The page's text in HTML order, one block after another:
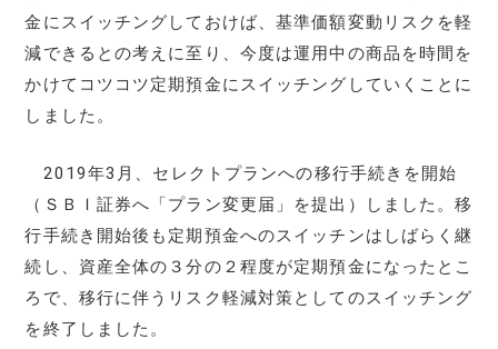
金にスイッチングしておけば、基準価額変動リスクを軽
減できるとの考えに至り、今度は運用中の商品を時間を
かけてコツコツ定期預金にスイッチングしていくことに
しました。
2019年3月、セレクトプランへの移行手続きを開始
（ＳＢＩ証券へ「プラン変更届」を提出）しました。移
行手続き開始後も定期預金へのスイッチンはしばらく継
続し、資産全体の３分の２程度が定期預金になったとこ
ろで、移行に伴うリスク軽減対策としてのスイッチング
を終了しました。